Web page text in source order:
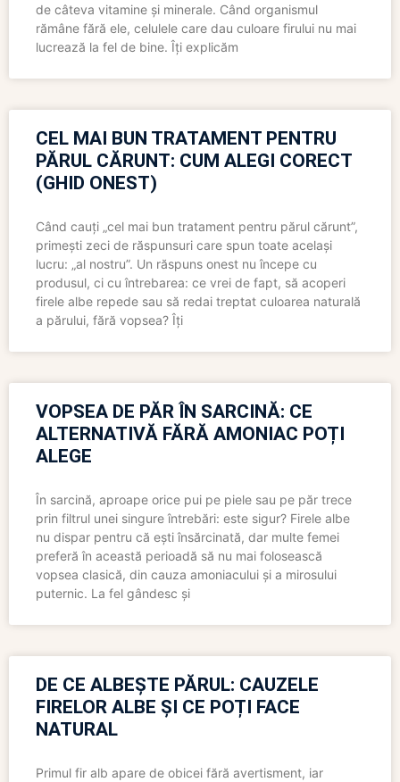
de câteva vitamine și minerale. Când organismul
rămâne fără ele, celulele care dau culoare firului nu mai
lucrează la fel de bine. Îți explicăm
CEL MAI BUN TRATAMENT PENTRU
PĂRUL CĂRUNT: CUM ALEGI CORECT
(GHID ONEST)
Când cauți „cel mai bun tratament pentru părul cărunt”,
primești zeci de răspunsuri care spun toate același
lucru: „al nostru”. Un răspuns onest nu începe cu
produsul, ci cu întrebarea: ce vrei de fapt, să acoperi
firele albe repede sau să redai treptat culoarea naturală
a părului, fără vopsea? Îți
VOPSEA DE PĂR ÎN SARCINĂ: CE
ALTERNATIVĂ FĂRĂ AMONIAC POȚI
ALEGE
În sarcină, aproape orice pui pe piele sau pe păr trece
prin filtrul unei singure întrebări: este sigur? Firele albe
nu dispar pentru că ești însărcinată, dar multe femei
preferă în această perioadă să nu mai folosească
vopsea clasică, din cauza amoniacului și a mirosului
puternic. La fel gândesc și
DE CE ALBEȘTE PĂRUL: CAUZELE
FIRELOR ALBE ȘI CE POȚI FACE
NATURAL
Primul fir alb apare de obicei fără avertisment, iar